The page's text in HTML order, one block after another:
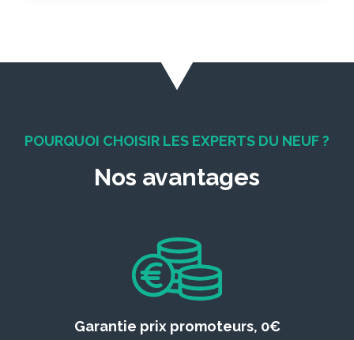
POURQUOI CHOISIR LES EXPERTS DU NEUF ?
Nos avantages
Garantie prix promoteurs, 0€